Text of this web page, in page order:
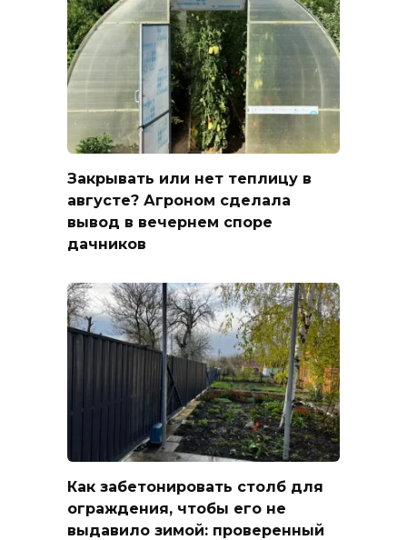
Закрывать или нет теплицу в
августе? Агроном сделала
вывод в вечернем споре
дачников
Как забетонировать столб для
ограждения, чтобы его не
выдавило зимой: проверенный